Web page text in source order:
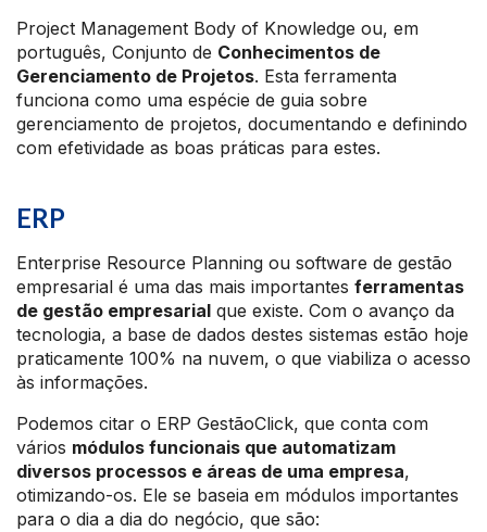
Project Management Body of Knowledge ou, em
português, Conjunto de Conhecimentos de
Gerenciamento de Projetos. Esta ferramenta
funciona como uma espécie de guia sobre
gerenciamento de projetos, documentando e definindo
com efetividade as boas práticas para estes.
ERP
Enterprise Resource Planning ou software de gestão
empresarial é uma das mais importantes ferramentas
de gestão empresarial que existe. Com o avanço da
tecnologia, a base de dados destes sistemas estão hoje
praticamente 100% na nuvem, o que viabiliza o acesso
às informações.
Podemos citar o ERP GestãoClick, que conta com
vários módulos funcionais que automatizam
diversos processos e áreas de uma empresa,
otimizando-os. Ele se baseia em módulos importantes
para o dia a dia do negócio, que são: